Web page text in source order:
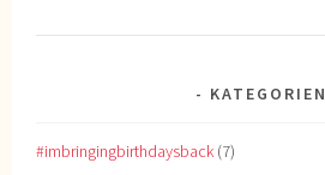
KATEGORIEN
#imbringingbirthdaysback (7)